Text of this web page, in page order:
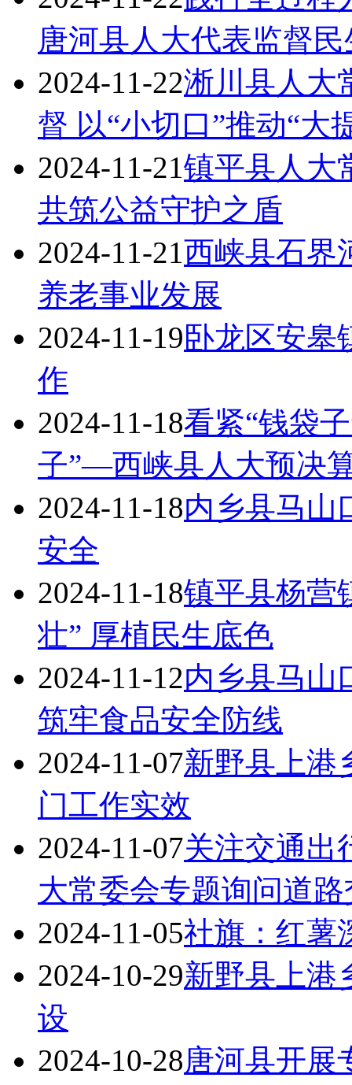
唐河县人大代表监督
2024-11-22淅川县人大
督 以“小切口”推动“大
2024-11-21镇平县人大
共筑公益守护之盾
2024-11-21西峡县石界
养老事业发展
2024-11-19卧龙区安皋
作
2024-11-18看紧“钱袋
子”—西峡县人大预决
2024-11-18内乡县马山
安全
2024-11-18镇平县杨营
壮” 厚植民生底色
2024-11-12内乡县马山
筑牢食品安全防线
2024-11-07新野县上港
门工作实效
2024-11-07关注交通
大常委会专题询问道
2024-11-05社旗：红薯
2024-10-29新野县上港
设
2024-10-28唐河县开展